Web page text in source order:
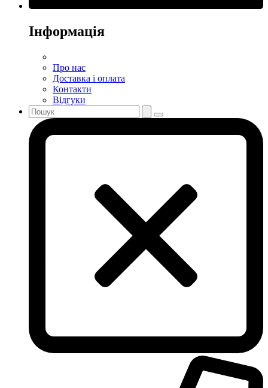
Інформація
Про нас
Доставка і оплата
Контакти
Відгуки